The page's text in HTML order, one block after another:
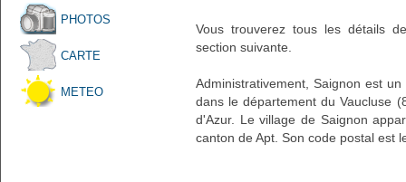
PHOTOS
CARTE
METEO
Vous trouverez tous les détails
section suivante.
Administrativement, Saignon est
dans le département du Vaucluse
d'Azur. Le village de Saignon
canton de Apt. Son code postal est